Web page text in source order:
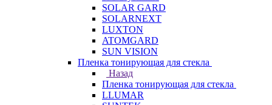
SOLAR GARD
SOLARNEXT
LUXTON
ATOMGARD
SUN VISION
Пленка тонирующая для стекла
Назад
Пленка тонирующая для стекла
LLUMAR